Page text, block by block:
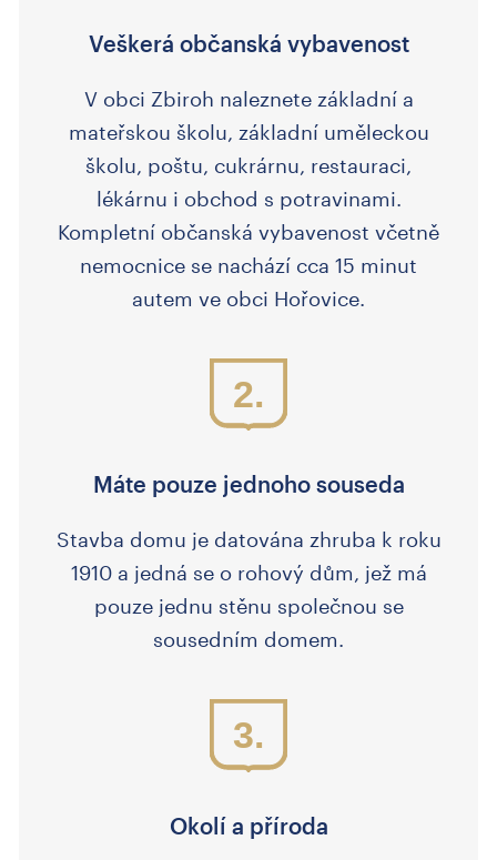
Veškerá občanská vybavenost
V obci Zbiroh naleznete základní a
mateřskou školu, základní uměleckou
školu, poštu, cukrárnu, restauraci,
lékárnu i obchod s potravinami.
Kompletní občanská vybavenost včetně
nemocnice se nachází cca 15 minut
autem ve obci Hořovice.
2.
Máte pouze jednoho souseda
Stavba domu je datována zhruba k roku
1910 a jedná se o rohový dům, jež má
pouze jednu stěnu společnou se
sousedním domem.
3.
Okolí a příroda